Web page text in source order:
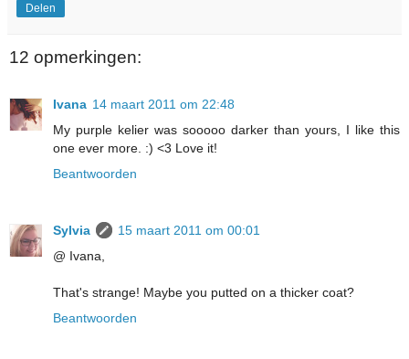
Delen
12 opmerkingen:
Ivana 14 maart 2011 om 22:48
My purple kelier was sooooo darker than yours, I like this
one ever more. :) <3 Love it!
Beantwoorden
Sylvia
15 maart 2011 om 00:01
@ Ivana,
That's strange! Maybe you putted on a thicker coat?
Beantwoorden